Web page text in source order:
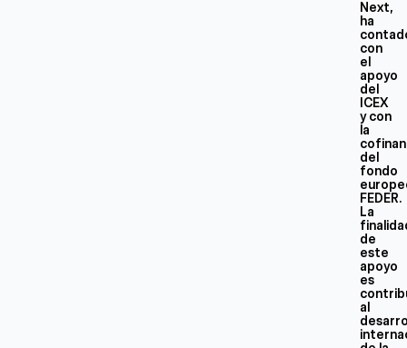
Next,
ha
con
el
apoyo
del
ICEX
y con
la
del
fondo
FEDER.
La
de
este
apoyo
es
al